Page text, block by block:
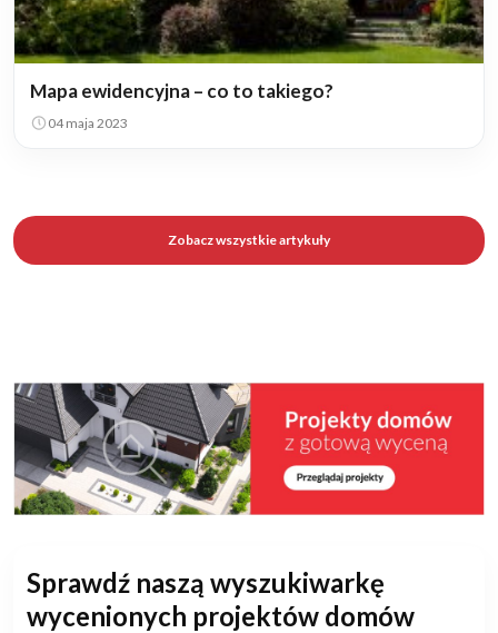
Mapa ewidencyjna – co to takiego?
04 maja 2023
Zobacz wszystkie artykuły
Sprawdź naszą wyszukiwarkę
wycenionych projektów domów